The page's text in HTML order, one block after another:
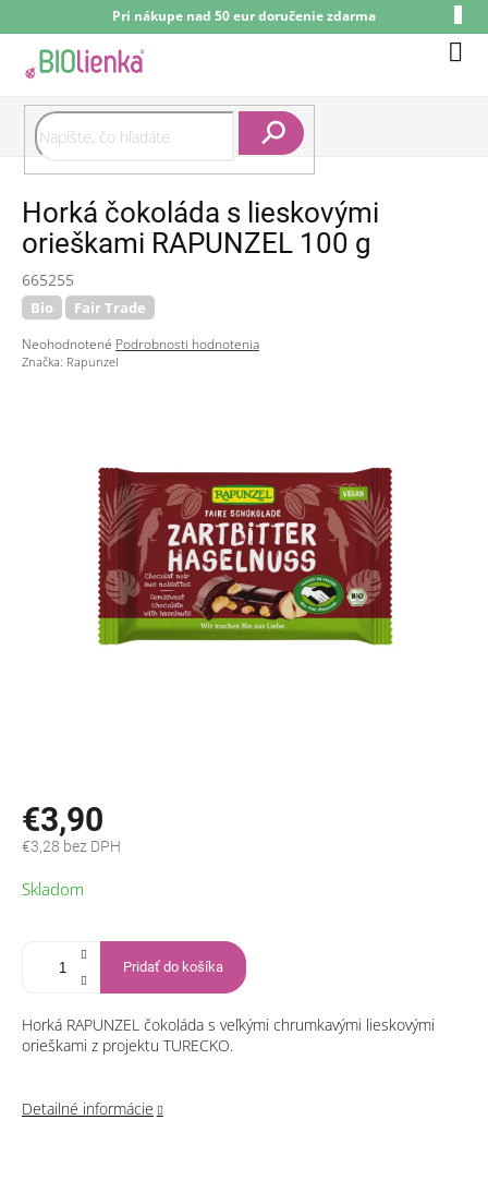
na
obsah
Pri nákupe nad 50 eur doručenie zdarma
Horká čokoláda s lieskovými
orieškami RAPUNZEL 100 g
665255
Bio Fair Trade
Priemerné
hodnotenie
Neohodnotené Podrobnosti hodnotenia
Značka: Rapunzel
€3,90
€3,28 bez DPH
cena:
Skladom
Pridať do košíka
Horká RAPUNZEL čokoláda s veľkými chrumkavými lieskovými
orieškami z projektu TURECKO.
Detailné informácie